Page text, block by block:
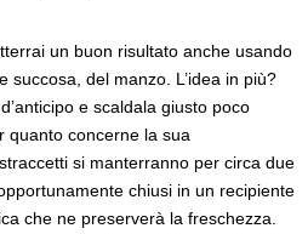
un buon risultato anche usando
succosa, del manzo. L’idea in più?
e scaldala giusto poco
quanto concerne la sua
si manterranno per circa due
chiusi in un recipiente
che ne preserverà la freschezza.